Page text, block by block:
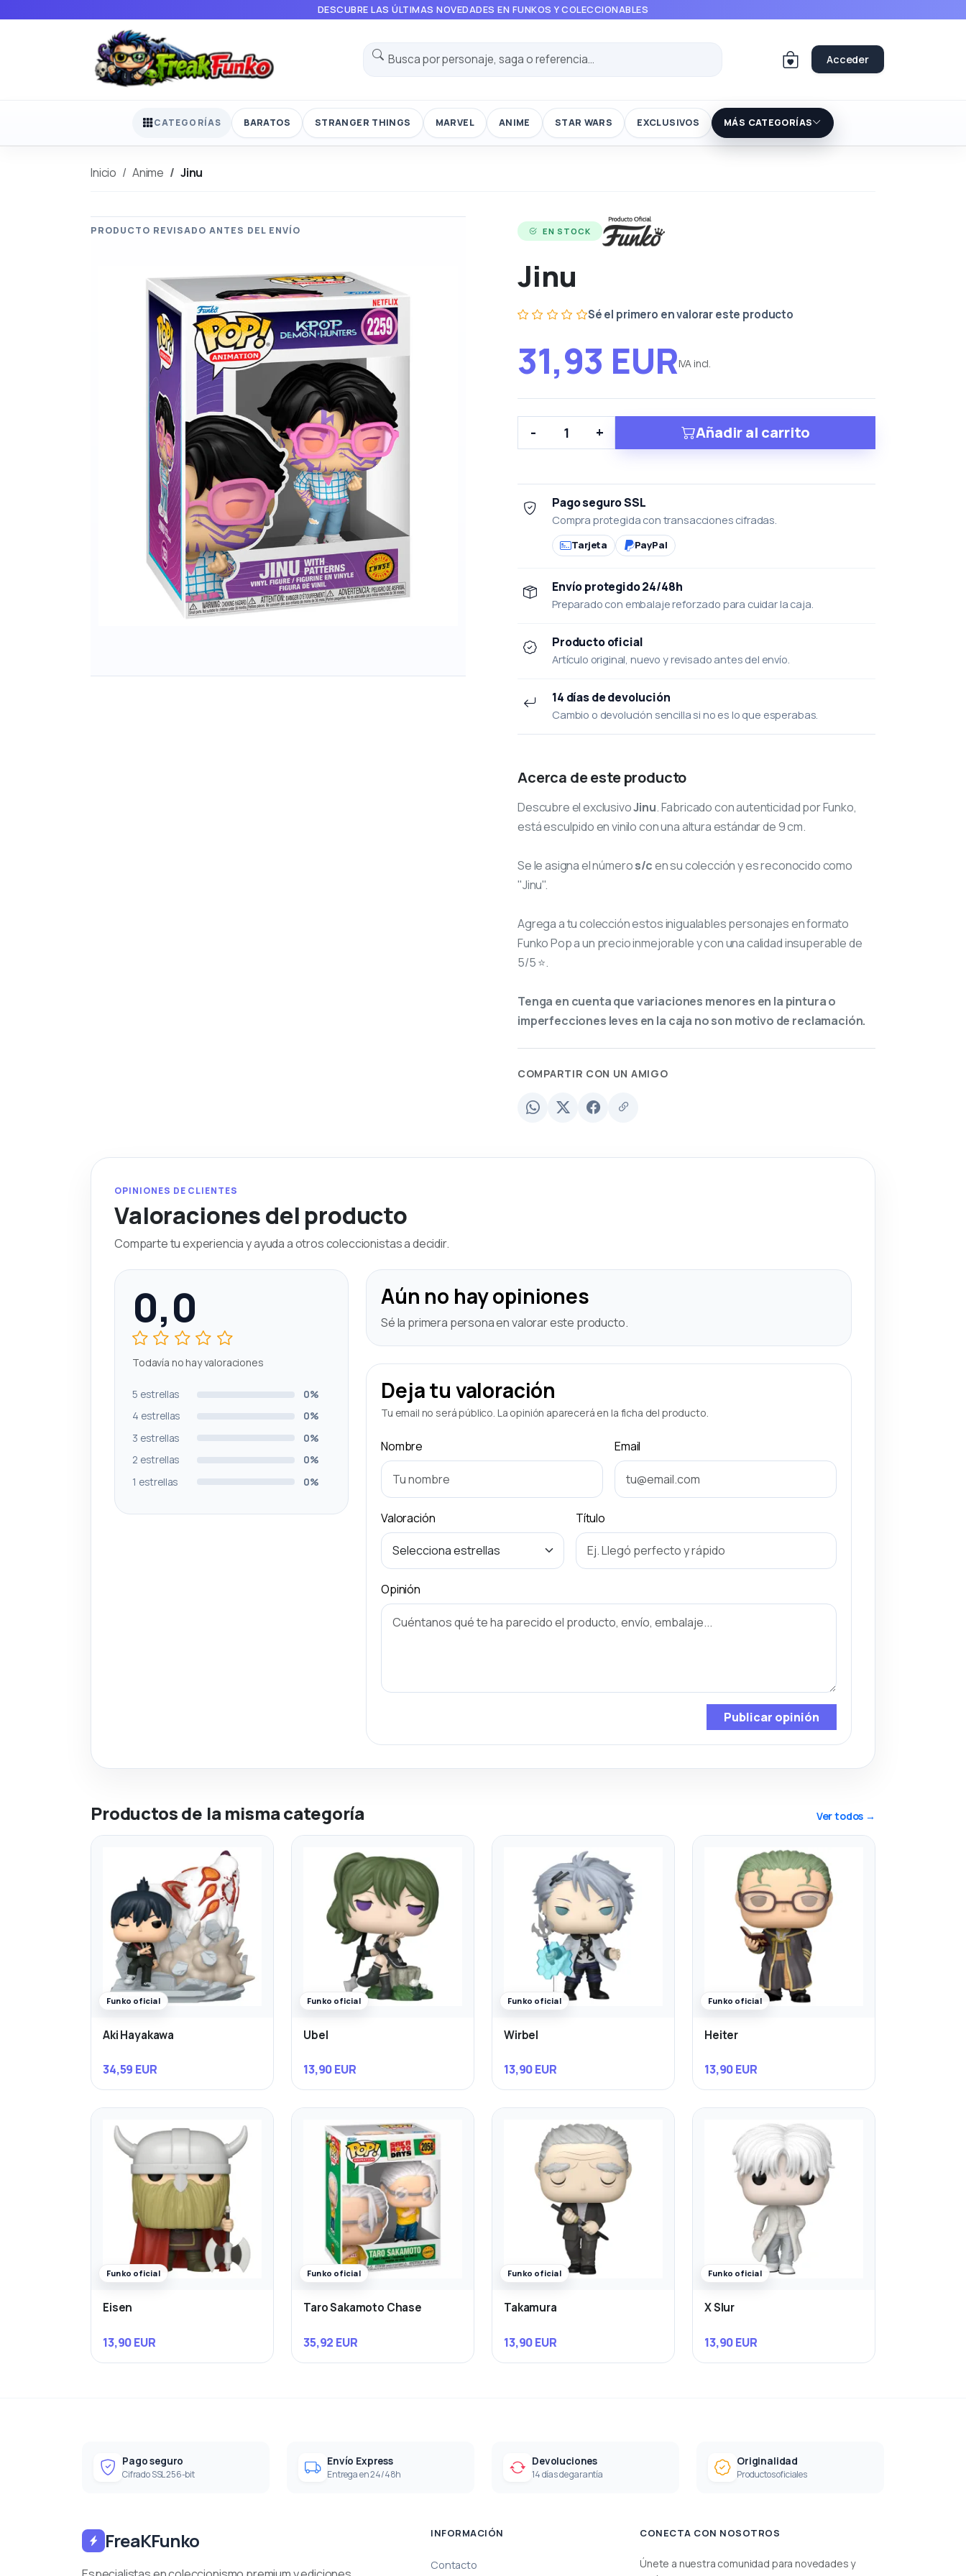
DESCUBRE LAS ÚLTIMAS NOVEDADES EN FUNKOS Y COLECCIONABLES
Acceder
CATEGORÍAS BARATOS STRANGER THINGS MARVEL ANIME STAR WARS EXCLUSIVOS MÁS CATEGORÍAS
Inicio Anime Jinu
EN STOCK
Jinu
Sé el primero en valorar este producto
31,93 EURIVA incl.
- + Añadir al carrito
Pago seguro SSL
Compra protegida con transacciones cifradas.
Tarjeta PayPal
Envío protegido 24/48h
Preparado con embalaje reforzado para cuidar la caja.
Producto oficial
Artículo original, nuevo y revisado antes del envío.
14 días de devolución
Cambio o devolución sencilla si no es lo que esperabas.
Acerca de este producto
Descubre el exclusivoJinu. Fabricado con autenticidad por Funko,
está esculpido en vinilo con una altura estándar de 9 cm.
Se le asigna el números/cen su colección y es reconocido como
"Jinu".
Agrega a tu colección estos inigualables personajes en formato
Funko Pop a un precio inmejorable y con una calidad insuperable de
5/5 ⭐.
Tenga en cuenta que variaciones menores en la pintura o
imperfecciones leves en la caja no son motivo de reclamación.
COMPARTIR CON UN AMIGO
OPINIONES DE CLIENTES
Valoraciones del producto
Comparte tu experiencia y ayuda a otros coleccionistas a decidir.
0,0
Todavía no hay valoraciones
5 estrellas
0%
4 estrellas
0%
3 estrellas
0%
2 estrellas
0%
1 estrellas
0%
Aún no hay opiniones
Sé la primera persona en valorar este producto.
Deja tu valoración
Tu email no será público. La opinión aparecerá en la ficha del producto.
Nombre Email
Valoración Título
Opinión
Publicar opinión
Productos de la misma categoría Ver todos →
Funko oficial
Aki Hayakawa
34,59 EUR
Funko oficial
Ubel
13,90 EUR
Funko oficial
Wirbel
13,90 EUR
Funko oficial
Heiter
13,90 EUR
Funko oficial
Eisen
13,90 EUR
Funko oficial
Taro Sakamoto Chase
35,92 EUR
Funko oficial
Takamura
13,90 EUR
Funko oficial
X Slur
13,90 EUR
Pago seguro
Cifrado SSL 256-bit
Envío Express
Entrega en 24/48h
Devoluciones
14 días de garantía
Originalidad
Productos oficiales
FreaKFunko INFORMACIÓN
Contacto
CONECTA CON NOSOTROS
Únete a nuestra comunidad para novedades y